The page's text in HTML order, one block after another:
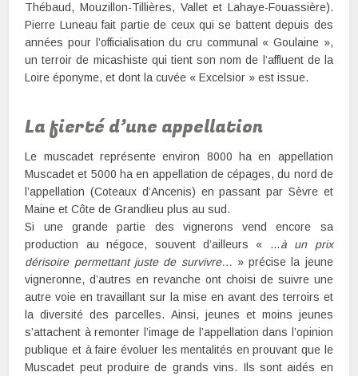
Thébaud, Mouzillon-Tillières, Vallet et Lahaye-Fouassière).
Pierre Luneau fait partie de ceux qui se battent depuis des
années pour l’officialisation du cru communal « Goulaine »,
un terroir de micashiste qui tient son nom de l’affluent de la
Loire éponyme, et dont la cuvée « Excelsior » est issue.
La fierté d’une appellation
Le muscadet représente environ 8000 ha en appellation
Muscadet et 5000 ha en appellation de cépages, du nord de
l’appellation (Coteaux d’Ancenis) en passant par Sèvre et
Maine et Côte de Grandlieu plus au sud.
Si une grande partie des vignerons vend encore sa
production au négoce, souvent d’ailleurs « …à un prix
dérisoire permettant juste de survivre… » précise la jeune
vigneronne, d’autres en revanche ont choisi de suivre une
autre voie en travaillant sur la mise en avant des terroirs et
la diversité des parcelles. Ainsi, jeunes et moins jeunes
s’attachent à remonter l’image de l’appellation dans l’opinion
publique et à faire évoluer les mentalités en prouvant que le
Muscadet peut produire de grands vins. Ils sont aidés en